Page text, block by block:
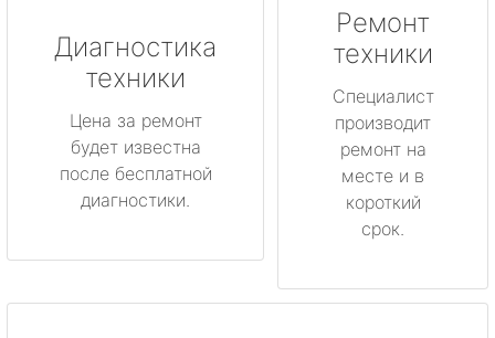
Диагностика
техники
Цена за ремонт
будет известна
после бесплатной
диагностики.
Ремонт
техники
Специалист
производит
ремонт на
месте и в
короткий
срок.